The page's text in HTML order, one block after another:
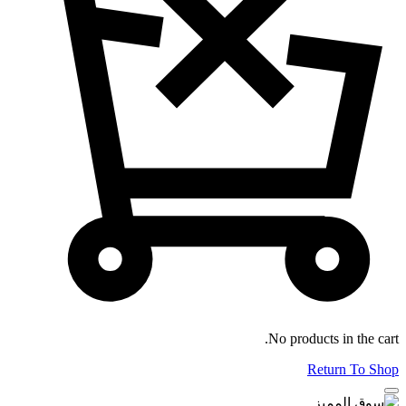
No products in the cart.
Return To Shop